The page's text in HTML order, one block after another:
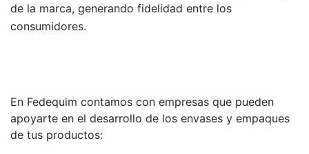
de la marca, generando fidelidad entre los
consumidores.
En Fedequim contamos con empresas que pueden
apoyarte en el desarrollo de los envases y empaques
de tus productos: